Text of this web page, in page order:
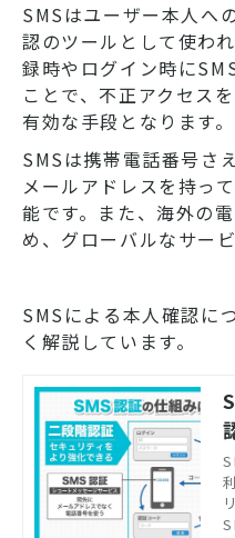
SMSはユーザー本人へ
認のツールとして使わ
録時やログイン時に
ことで、不正アクセス
有効な手段となります。
SMSは携帯電話番号さ
メールアドレスを持っ
能です。また、海外の
め、グローバルなサー
SMSによる本人確認に
く解説しています。